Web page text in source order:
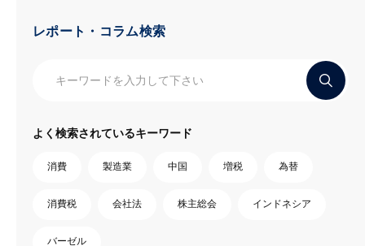
レポート・コラム検索
よく検索されているキーワード
消費 製造業 中国 増税 為替
消費税 会社法 株主総会 インドネシア
バーゼル